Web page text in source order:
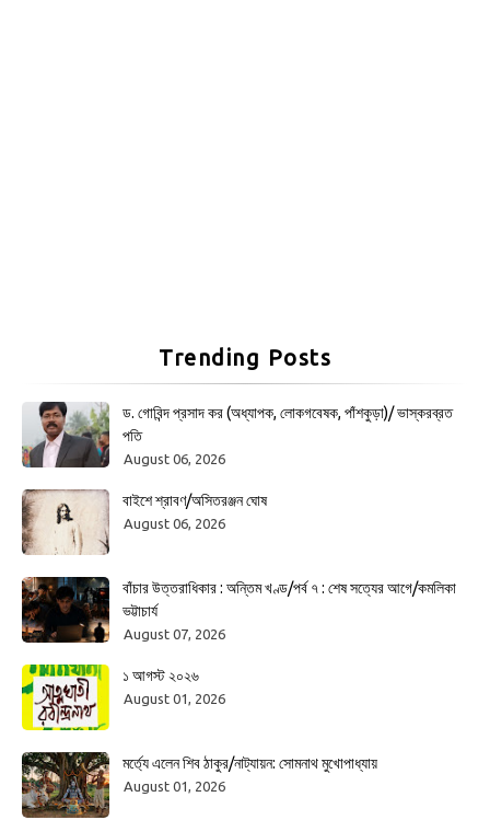
Trending Posts
ড. গোবিন্দ প্রসাদ কর (অধ্যাপক, লোকগবেষক, পাঁশকুড়া)/ ভাস্করব্রত
পতি
August 06, 2026
বাইশে শ্রাবণ/অসিতরঞ্জন ঘোষ
August 06, 2026
বাঁচার উত্তরাধিকার : অন্তিম খণ্ড/পর্ব ৭ : শেষ সত্যের আগে/কমলিকা
ভট্টাচার্য
August 07, 2026
১ আগস্ট ২০২৬
August 01, 2026
মর্ত্যে এলেন শিব ঠাকুর/নাট্যায়ন: সোমনাথ মুখোপাধ্যায়
August 01, 2026